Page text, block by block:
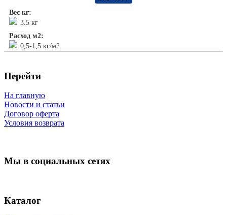
Вес кг:
3.5 кг
Расход м2:
0,5-1,5 кг/м2
Перейти
На главную
Новости и статьи
Договор оферта
Условия возврата
Мы в социальных сетях
Каталог